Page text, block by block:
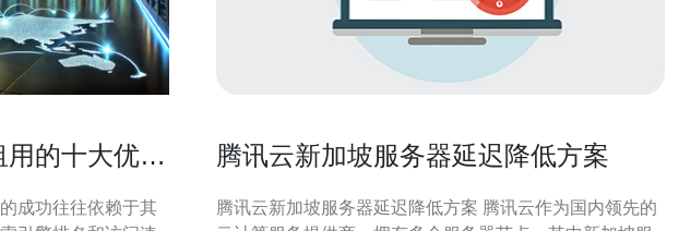
的十大优势
成功往往依赖于其
腾讯云新加坡服务器延迟降低方案
腾讯云新加坡服务器延迟降低方案 腾讯云作为国内领先的